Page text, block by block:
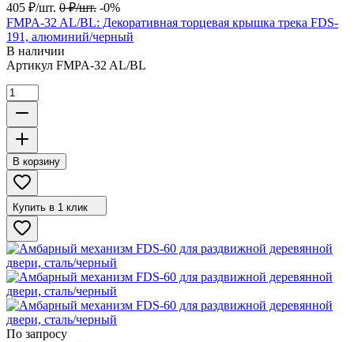
405 ₽/шт. 0 ₽/шт. -0%
FMPA-32 AL/BL: Декоративная торцевая крышка трека FDS-
191, алюминий/черный
В наличии
Артикул FMPA-32 AL/BL
В корзину
Купить в 1 клик
По запросу